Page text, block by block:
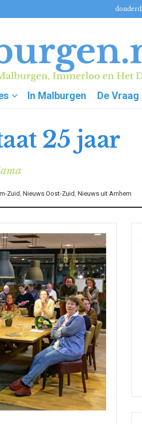
In Malburgen De Vraag
25 jaar
Zuid, Nieuws Oost-Zuid , Nieuws uit Arnhem